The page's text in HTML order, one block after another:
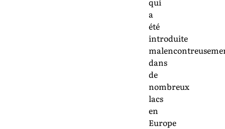
a
été
introduite
dans
de
nombreux
lacs
en
Europe